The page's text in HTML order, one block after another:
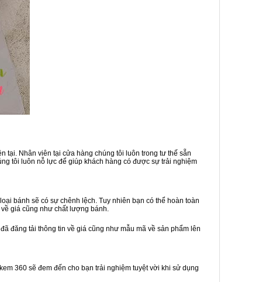
tại. Nhân viên tại cửa hàng chúng tôi luôn trong tư thế sẵn
tôi luôn nỗ lực để giúp khách hàng có được sự trải nghiệm
bánh sẽ có sự chênh lệch. Tuy nhiên bạn có thể hoàn toàn
giá cũng như chất lượng bánh.
đăng tải thông tin về giá cũng như mẫu mã về sản phẩm lên
360 sẽ đem đến cho bạn trải nghiệm tuyệt vời khi sử dụng